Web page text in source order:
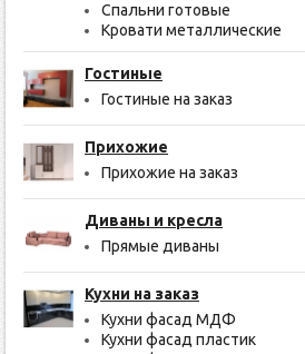
Спальни готовые
Кровати металлические
Гостиные
Гостиные на заказ
Прихожие
Прихожие на заказ
Диваны и кресла
Прямые диваны
Кухни на заказ
Кухни фасад МДФ
Кухни фасад пластик